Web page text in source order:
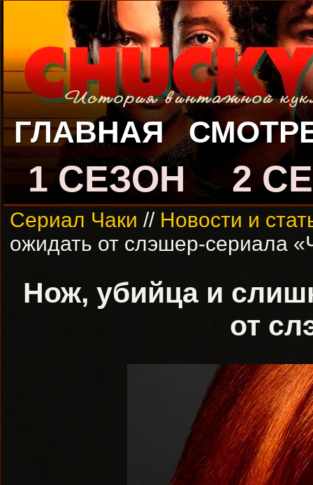
ГЛАВНАЯ
1 СЕЗОН 2
Сериал Чаки // Новости и
ожидать от слэшер-сериала
Нож, убийца и
от